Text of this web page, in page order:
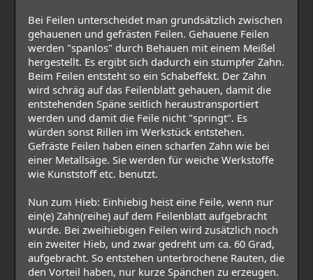
Bei Feilen unterscheidet man grundsätzlich zwischen
gehauenen und gefrästen Feilen. Gehauene Feilen
werden "spanlos" durch Behauen mit einem Meißel
hergestellt. Es ergibt sich dadurch ein stumpfer Zahn.
Beim Feilen entsteht so ein Schabeffekt. Der Zahn
wird schräg auf das Feilenblatt gehauen, damit die
entstehenden Späne seitlich heraustransportiert
werden und damit die Feile nicht "springt". Es
würden sonst Rillen im Werkstück entstehen.
Gefräste Feilen haben einen scharfen Zahn wie bei
einer Metallsäge. Sie werden für weiche Werkstoffe
wie Kunststoff etc. benutzt.
Nun zum Hieb: Einhiebig heist eine Feile, wenn nur
ein(e) Zahn(reihe) auf dem Feilenblatt aufgebracht
wurde. Bei zweihiebigen Feilen wird zusätzlich noch
ein zweiter Hieb, und zwar gedreht um ca. 60 Grad,
aufgebracht. So entstehen unterbrochene Rauten, die
den Vorteil haben, nur kurze Spänchen zu erzeugen.